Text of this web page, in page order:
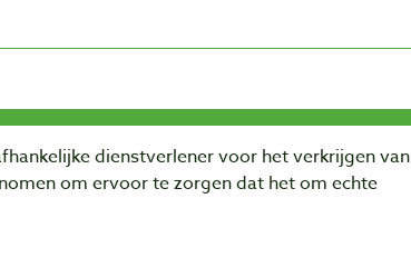
dienstverlener voor het verkrijgen van
om ervoor te zorgen dat het om echte